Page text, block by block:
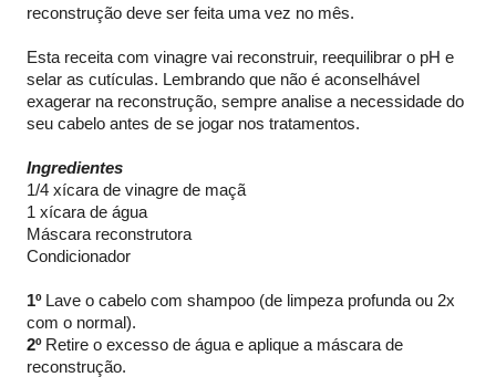
reconstrução deve ser feita uma vez no mês.
Esta receita com vinagre vai reconstruir, reequilibrar o pH e
selar as cutículas. Lembrando que não é aconselhável
exagerar na reconstrução, sempre analise a necessidade do
seu cabelo antes de se jogar nos tratamentos.
Ingredientes
1/4 xícara de vinagre de maçã
1 xícara de água
Máscara reconstrutora
Condicionador
1ºLave o cabelo com shampoo (de limpeza profunda ou 2x
com o normal).
2ºRetire o excesso de água e aplique a máscara de
reconstrução.